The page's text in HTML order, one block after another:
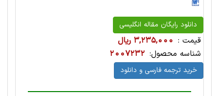
دانلود رایگان مقاله انگلیسی
قیمت : 3,235,000 ریال
شناسه محصول: 2007232
خرید ترجمه فارسی و دانلود